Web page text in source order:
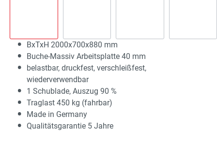
BxTxH 2000x700x880 mm
Buche-Massiv Arbeitsplatte 40 mm
belastbar, druckfest, verschleißfest,
wiederverwendbar
1 Schublade, Auszug 90 %
Traglast 450 kg (fahrbar)
Made in Germany
Qualitätsgarantie 5 Jahre